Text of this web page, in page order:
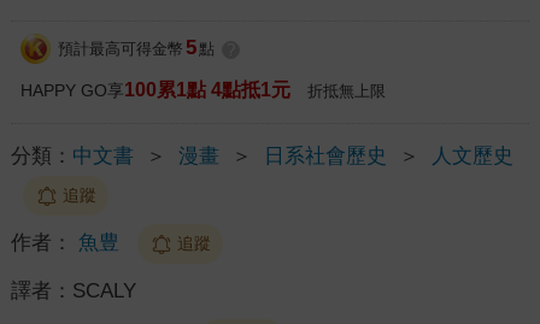
預計最高可得金幣 5 點
HAPPY GO享100累1點 4點抵1元 折抵無上限
分類： 中文書 ＞ 漫畫 ＞ 日系社會歷史 ＞ 人文歷史
追蹤
作者： 魚豊 追蹤
譯者： SCALY